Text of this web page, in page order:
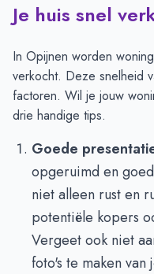
Je huis snel
In Opijnen worden
verkocht. Deze snelheid
factoren. Wil je jouw
drie handige tips.
Goede
opgeruimd en
niet alleen rust en
potentiële kopers
Vergeet ook niet
foto's te maken van